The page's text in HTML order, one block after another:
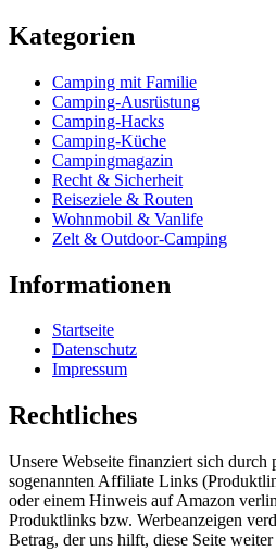
Kategorien
Camping mit Familie
Camping-Ausrüstung
Camping-Hacks
Camping-Küche
Campingmagazin
Recht & Sicherheit
Reiseziele & Routen
Wohnmobil & Vanlife
Zelt & Outdoor-Camping
Informationen
Startseite
Datenschutz
Impressum
Rechtliches
Unsere Webseite finanziert sich durch
sogenannten Affiliate Links
oder einem Hinweis auf Amazon
Produktlinks bzw. Werbeanzeigen
Betrag, der uns hilft, diese Seite weiter